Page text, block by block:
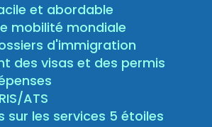
et abordable
mobilité mondiale
d'immigration
des visas et des permis
ATS
sur les services 5 étoiles